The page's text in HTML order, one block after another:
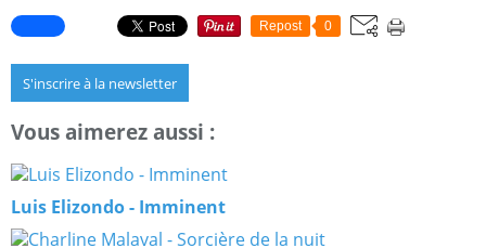
Repost 0
S'inscrire à la newsletter
Vous aimerez aussi :
Luis Elizondo - Imminent